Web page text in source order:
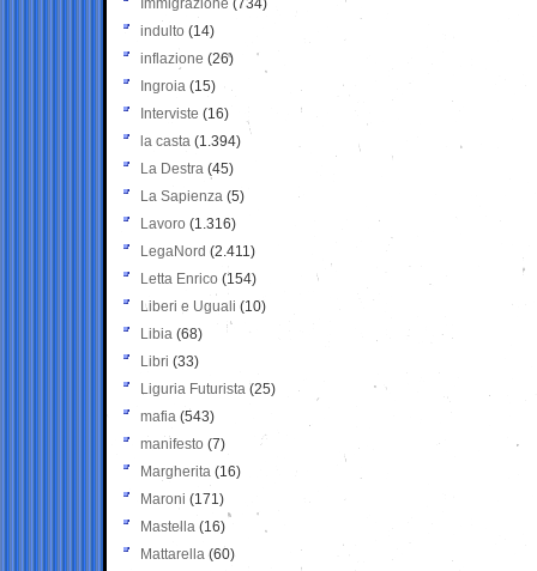
Immigrazione (734)
indulto (14)
inflazione (26)
Ingroia (15)
Interviste (16)
la casta (1.394)
La Destra (45)
La Sapienza (5)
Lavoro (1.316)
LegaNord (2.411)
Letta Enrico (154)
Liberi e Uguali (10)
Libia (68)
Libri (33)
Liguria Futurista (25)
mafia (543)
manifesto (7)
Margherita (16)
Maroni (171)
Mastella (16)
Mattarella (60)